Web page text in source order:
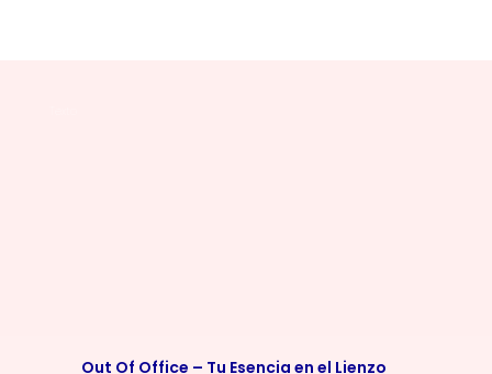
Out Of Office – Tu Esencia en el Lienzo